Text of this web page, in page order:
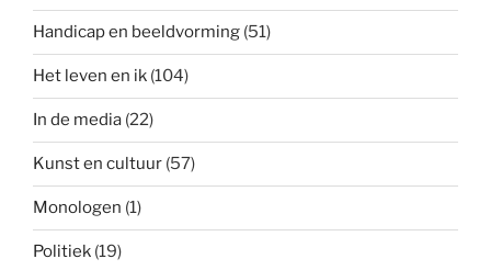
Handicap en beeldvorming (51)
Het leven en ik (104)
In de media (22)
Kunst en cultuur (57)
Monologen (1)
Politiek (19)